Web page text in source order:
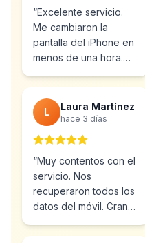
“Excelente servicio.
Me cambiaron la
pantalla del iPhone en
menos de una hora.
L Laura Martínez
hace 3 días
“Muy contentos con el
servicio. Nos
recuperaron todos los
datos del móvil. Gran
atención al cliente.”